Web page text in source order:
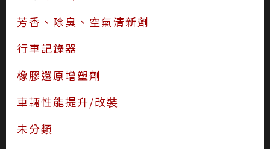
芳香、除臭、空氣清新劑
行車記錄器
橡膠還原增塑劑
車輛性能提升/改裝
未分類